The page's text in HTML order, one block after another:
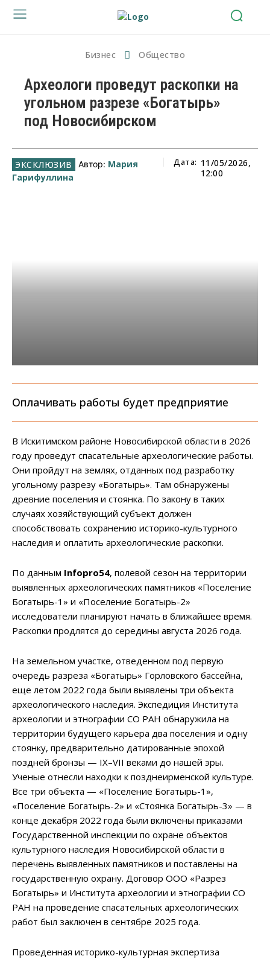
Бизнес Общество
Археологи проведут раскопки на
угольном разрезе «Богатырь»
под Новосибирском
Автор: Мария
Гарифуллина
Дата: 11/05/2026,
12:00
Оплачивать работы будет предприятие
В Искитимском районе Новосибирской области в 2026
году проведут спасательные археологические работы.
Они пройдут на землях, отданных под разработку
угольному разрезу «Богатырь». Там обнаружены
древние поселения и стоянка. По закону в таких
случаях хозяйствующий субъект должен
способствовать сохранению историко-культурного
наследия и оплатить археологические раскопки.
По данным Infopro54, полевой сезон на территории
выявленных археологических памятников «Поселение
Богатырь-1» и «Поселение Богатырь-2»
исследователи планируют начать в ближайшее время.
Раскопки продлятся до середины августа 2026 года.
На земельном участке, отведенном под первую
очередь разреза «Богатырь» Горловского бассейна,
еще летом 2022 года были выявлены три объекта
археологического наследия. Экспедиция Института
археологии и этнографии СО РАН обнаружила на
территории будущего карьера два поселения и одну
стоянку, предварительно датированные эпохой
поздней бронзы — IX–VII веками до нашей эры.
Ученые отнесли находки к позднеирменской культуре.
Все три объекта — «Поселение Богатырь-1»,
«Поселение Богатырь-2» и «Стоянка Богатырь-3» — в
конце декабря 2022 года были включены приказами
Государственной инспекции по охране объектов
культурного наследия Новосибирской области в
перечень выявленных памятников и поставлены на
государственную охрану. Договор ООО «Разрез
Богатырь» и Института археологии и этнографии СО
РАН на проведение спасательных археологических
работ был заключен в сентябре 2025 года.
Проведенная историко-культурная экспертиза